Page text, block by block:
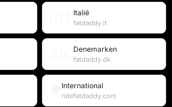
Italië
fatdaddy.it
Denemarken
fatdaddy.dk
International
ridefatdaddy.com